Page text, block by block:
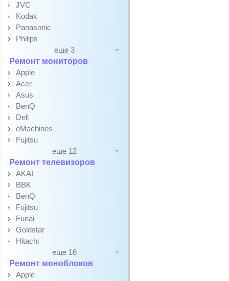
JVC
Kodak
Panasonic
Philips
еще 3
Ремонт мониторов
Apple
Acer
Asus
BenQ
Dell
eMachines
Fujitsu
еще 12
Ремонт телевизоров
AKAI
BBK
BenQ
Fujitsu
Funai
Goldstar
Hitachi
еще 16
Ремонт моноблоков
Apple